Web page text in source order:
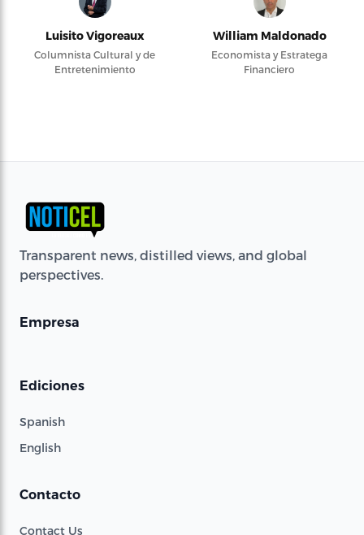
Luisito Vigoreaux
Columnista Cultural y de
Entretenimiento
William Maldonado
Economista y Estratega
Financiero
Transparent news, distilled views, and global
perspectives.
Empresa
Ediciones
Spanish
English
Contacto
Contact Us